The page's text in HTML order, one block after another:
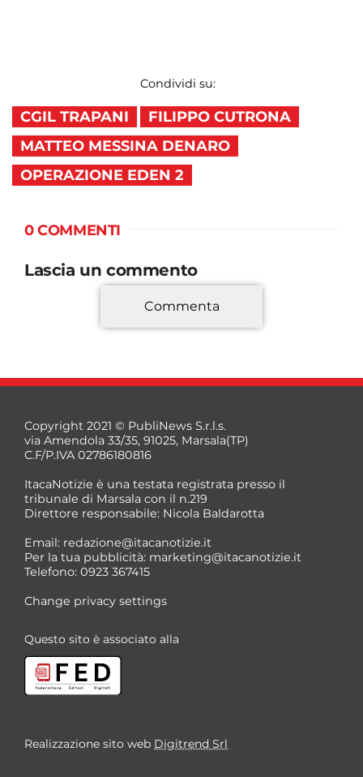
Condividi su:
CGIL TRAPANI
FILIPPO CUTRONA
MATTEO MESSINA DENARO
OPERAZIONE EDEN 2
0 COMMENTI
Lascia un commento
*
*
Commenta
Copyright 2021 © PubliNews S.r.l.s.
via Amendola 33/35, 91025, Marsala(TP)
C.F/P.IVA 02786180816
ItacaNotizie è una testata registrata presso il
tribunale di Marsala con il n.219
Direttore responsabile: Nicola Baldarotta
Email: redazione@itacanotizie.it
Per la tua pubblicità: marketing@itacanotizie.it
Telefono: 0923 367415
Change privacy settings
Questo sito è associato alla
Realizzazione sito web Digitrend Srl